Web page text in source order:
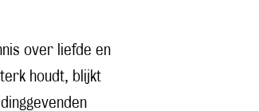
over liefde en
houdt, blijkt